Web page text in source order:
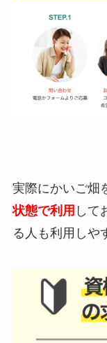
実際にかいご畑
状態で利用 して
る人も利用しや